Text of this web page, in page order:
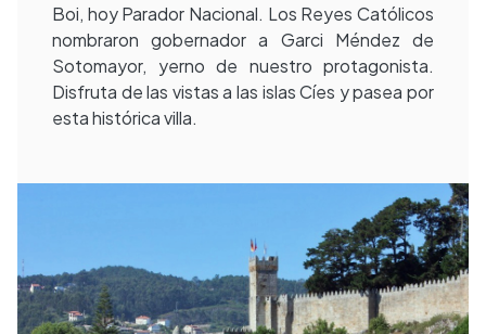
Boi, hoy Parador Nacional. Los Reyes Católicos
nombraron gobernador a Garci Méndez de
Sotomayor, yerno de nuestro protagonista.
Disfruta de las vistas a las islas Cíes y pasea por
esta histórica villa.